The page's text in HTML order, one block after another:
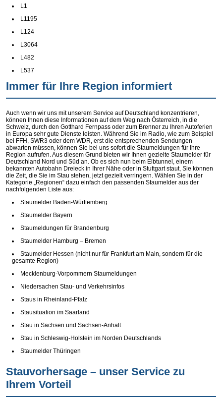
L1
L1195
L124
L3064
L482
L537
Immer für Ihre Region informiert
Auch wenn wir uns mit unserem Service auf Deutschland konzentrieren,
können Ihnen diese Informationen auf dem Weg nach Österreich, in die
Schweiz, durch den Gotthard Fernpass oder zum Brenner zu Ihren Autoferien
in Europa sehr gute Dienste leisten. Während Sie im Radio, wie zum Beispiel
bei FFH, SWR3 oder dem WDR, erst die entsprechenden Sendungen
abwarten müssen, können Sie bei uns sofort die Staumeldungen für Ihre
Region aufrufen. Aus diesem Grund bieten wir Ihnen gezielte Staumelder für
Deutschland Nord und Süd an. Ob es sich nun beim Elbtunnel, einem
bekannten Autobahn Dreieck in Ihrer Nähe oder in Stuttgart staut, Sie können
die Zeit, die Sie im Stau stehen, jetzt gezielt verringern. Wählen Sie in der
Kategorie „Regionen“ dazu einfach den passenden Staumelder aus der
nachfolgenden Liste aus:
Staumelder Baden-Württemberg
Staumelder Bayern
Staumeldungen für Brandenburg
Staumelder Hamburg – Bremen
Staumelder Hessen (nicht nur für Frankfurt am Main, sondern für die
gesamte Region)
Mecklenburg-Vorpommern Staumeldungen
Niedersachen Stau- und Verkehrsinfos
Staus in Rheinland-Pfalz
Stausituation im Saarland
Stau in Sachsen und Sachsen-Anhalt
Stau in Schleswig-Holstein im Norden Deutschlands
Staumelder Thüringen
Stauvorhersage – unser Service zu
Ihrem Vorteil